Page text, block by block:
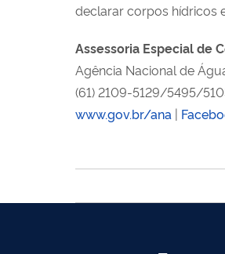
declarar corpos hídricos
Assessoria Especial de
Agência Nacional de
(61) 2109-5129/5495/
www.gov.br/ana |